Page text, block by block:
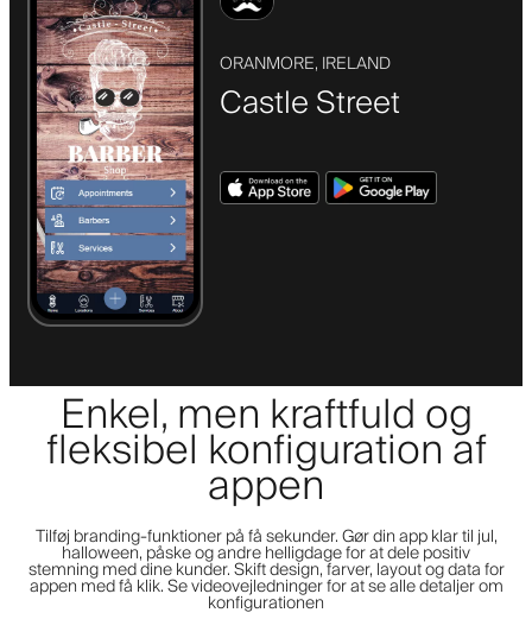
ORANMORE, IRELAND
Castle Street
Enkel, men kraftfuld og
fleksibel konfiguration af
appen
Tilføj branding-funktioner på få sekunder. Gør din app klar til jul,
halloween, påske og andre helligdage for at dele positiv
stemning med dine kunder. Skift design, farver, layout og data for
appen med få klik. Se videovejledninger for at se alle detaljer om
konfigurationen